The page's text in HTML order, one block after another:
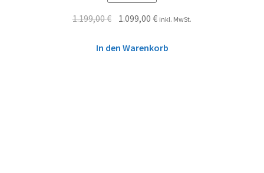
1.199,00€ 1.099,00€ inkl. MwSt.
In den Warenkorb